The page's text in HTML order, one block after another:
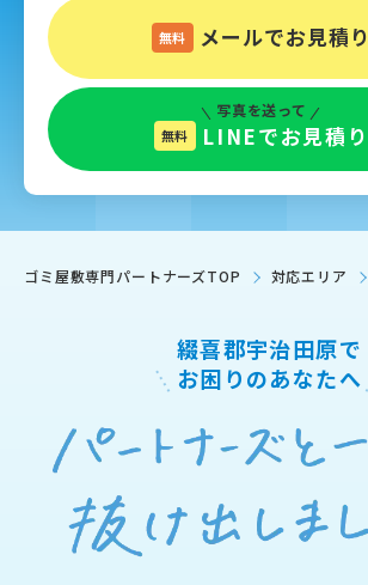
無料 メールでお見積り
写真を送って
無料 LINEでお見積り
ゴミ屋敷専門パートナーズTOP 対応エリア
綴喜郡宇治田原で
お困りのあなたへ